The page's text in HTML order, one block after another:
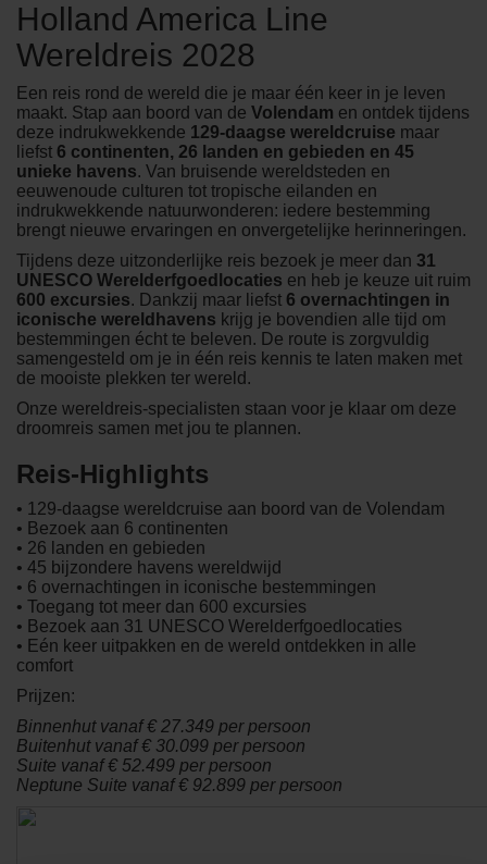
Holland America Line
Wereldreis 2028
Een reis rond de wereld die je maar één keer in je leven
maakt. Stap aan boord van de Volendam en ontdek tijdens
deze indrukwekkende 129-daagse wereldcruise maar
liefst 6 continenten, 26 landen en gebieden en 45
unieke havens. Van bruisende wereldsteden en
eeuwenoude culturen tot tropische eilanden en
indrukwekkende natuurwonderen: iedere bestemming
brengt nieuwe ervaringen en onvergetelijke herinneringen.
Tijdens deze uitzonderlijke reis bezoek je meer dan 31
UNESCO Werelderfgoedlocaties en heb je keuze uit ruim
600 excursies. Dankzij maar liefst 6 overnachtingen in
iconische wereldhavens krijg je bovendien alle tijd om
bestemmingen écht te beleven. De route is zorgvuldig
samengesteld om je in één reis kennis te laten maken met
de mooiste plekken ter wereld.
Onze wereldreis-specialisten staan voor je klaar om deze
droomreis samen met jou te plannen.
Reis-Highlights
• 129-daagse wereldcruise aan boord van de Volendam
• Bezoek aan 6 continenten
• 26 landen en gebieden
• 45 bijzondere havens wereldwijd
• 6 overnachtingen in iconische bestemmingen
• Toegang tot meer dan 600 excursies
• Bezoek aan 31 UNESCO Werelderfgoedlocaties
• Eén keer uitpakken en de wereld ontdekken in alle
comfort
Prijzen:
Binnenhut vanaf € 27.349 per persoon
Buitenhut vanaf € 30.099 per persoon
Suite vanaf € 52.499 per persoon
Neptune Suite vanaf € 92.899 per persoon